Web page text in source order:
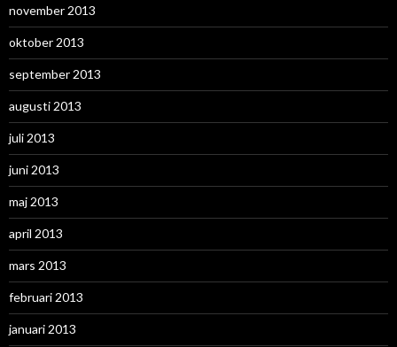
november 2013
oktober 2013
september 2013
augusti 2013
juli 2013
juni 2013
maj 2013
april 2013
mars 2013
februari 2013
januari 2013